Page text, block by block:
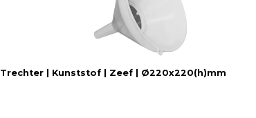
Trechter | Kunststof | Zeef | Ø220x220(h)mm